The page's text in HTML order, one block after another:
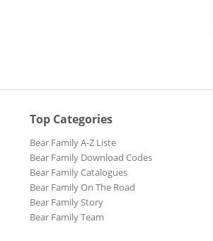
Top Categories
Bear Family A-Z Liste
Bear Family Download Codes
Bear Family Catalogues
Bear Family On The Road
Bear Family Story
Bear Family Team